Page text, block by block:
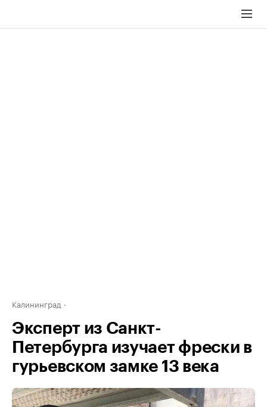
Калининград
Эксперт из Санкт-
Петербурга изучает фрески в
гурьевском замке 13 века